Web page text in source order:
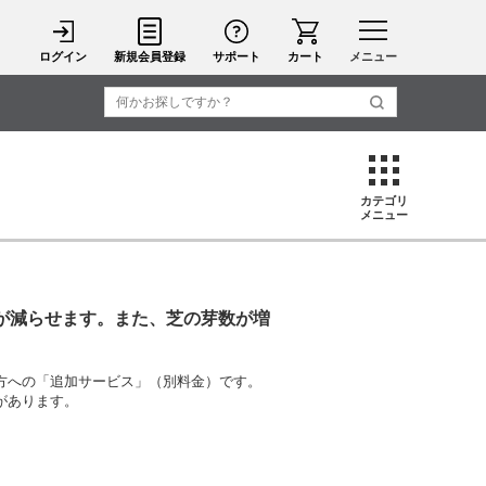
メニュー
ログイン 新規会員登録 サポート カート
カテゴリ
メニュー
減らせます。また、芝の芽数が増
の「追加サービス」（別料金）です。
ります。